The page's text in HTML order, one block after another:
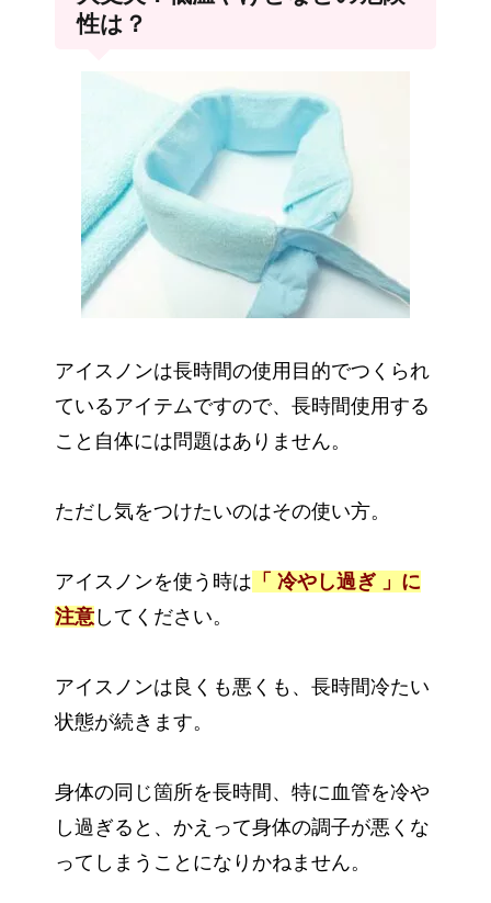
性は？
アイスノンは長時間の使用目的でつくられ
ているアイテムですので、長時間使用する
こと自体には問題はありません。
ただし気をつけたいのはその使い方。
アイスノンを使う時は 「 冷やし過ぎ 」に
注意 してください。
アイスノンは良くも悪くも、長時間冷たい
状態が続きます。
身体の同じ箇所を長時間、特に血管を冷や
し過ぎると、かえって身体の調子が悪くな
ってしまうことになりかねません。